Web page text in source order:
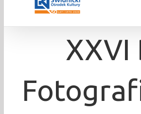
XXVI